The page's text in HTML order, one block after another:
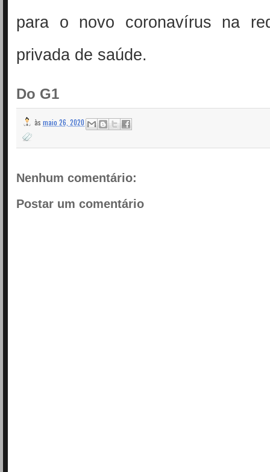
para o novo coronavírus na
privada de saúde.
Do G1
às maio 26, 2020
Nenhum comentário:
Postar um comentário